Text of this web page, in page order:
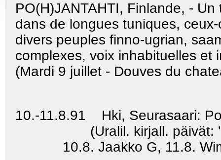
PO(H)JANTAHTI, Finlande, -
dans de longues tuniques,
divers peuples finno-ugrian,
complexes, voix inhabituelles et
(Mardi 9 juillet - Douves du
10.-11.8.91 Hki, Seurasaari:
(Uralil. kirjall. päivät:
10.8. Jaakko G, 11.8.